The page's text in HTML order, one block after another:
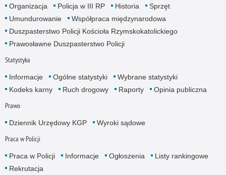
Organizacja
Policja w III RP Historia
Sprzęt
Umundurowanie
Współpraca międzynarodowa
Duszpasterstwo Policji Kościoła Rzymskokatolickiego
Prawosławne Duszpasterstwo Policji
Statystyka
Informacje Ogólne statystyki
Wybrane statystyki
Kodeks karny
Ruch drogowy Raporty Opinia publiczna
Prawo
Dziennik Urzędowy KGP Wyroki sądowe
Praca w Policji
Praca w Policji Informacje Ogłoszenia
Listy rankingowe
Rekrutacja